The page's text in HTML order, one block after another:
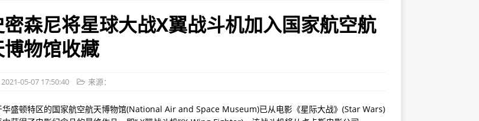
密森尼将星球大战X翼战斗机加入国家航空航
博物馆收藏
2021-05-07 17:50:40 来源：
华盛顿特区的国家航空航天博物馆(National Air and Space Museum)已从电影《星际大战》(Star Wars)